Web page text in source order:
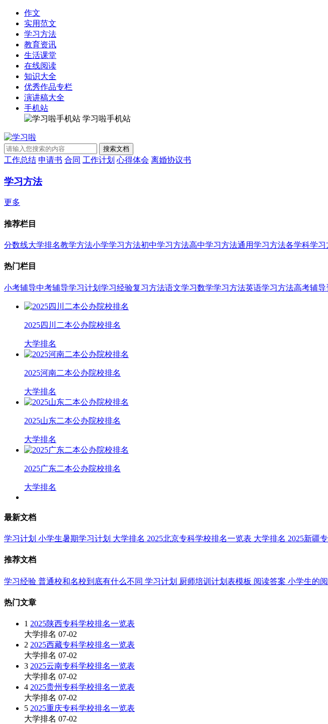
作文
实用范文
学习方法
教育资讯
生活课堂
在线阅读
知识大全
优秀作品专栏
演讲稿大全
手机站
学习啦手机站
工作总结 申请书 合同 工作计划 心得体会 离婚协议书
学习方法
更多
推荐栏目
分数线大学排名教学方法小学学习方法初中学习方法高中学习方法通用学习方法各学科学习
热门栏目
小考辅导中考辅导学习计划 学习经验复习方法语文学习数学学习方法英语学习方法高考辅导
2025四川二本公办院校排名
大学排名
2025河南二本公办院校排名
大学排名
2025山东二本公办院校排名
大学排名
2025广东二本公办院校排名
大学排名
最新文档
学习计划 小学生暑期学习计划 大学排名 2025北京专科学校排名一览表 大学排名 2025新疆
推荐文档
学习经验 普通校和名校到底有什么不同 学习计划 厨师培训计划表模板 阅读答案 小学生的
热门文章
1 2025陕西专科学校排名一览表
大学排名 07-02
2 2025西藏专科学校排名一览表
大学排名 07-02
3 2025云南专科学校排名一览表
大学排名 07-02
4 2025贵州专科学校排名一览表
大学排名 07-02
5 2025重庆专科学校排名一览表
大学排名 07-02